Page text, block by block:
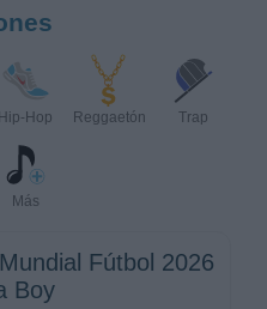
Hip-Hop Reggaetón Trap
Más
Fútbol 2026
Boy